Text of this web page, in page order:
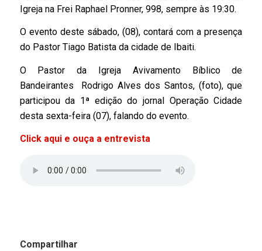
Igreja na Frei Raphael Pronner, 998, sempre às 19:30.
O evento deste sábado, (08), contará com a presença
do Pastor Tiago Batista da cidade de Ibaiti.
O Pastor da Igreja Avivamento Bíblico de
Bandeirantes Rodrigo Alves dos Santos, (foto), que
participou da 1ª edição do jornal Operação Cidade
desta sexta-feira (07), falando do evento.
Click aqui e ouça a entrevista
Compartilhar